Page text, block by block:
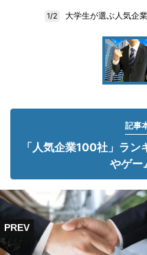
1/2 大学生が選ぶ人気企
記事
「人気企業100社」ラ
やゲー